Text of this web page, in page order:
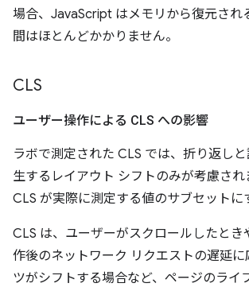
場合、JavaScript はメモリから復元され
間はほとんどかかりません。
CLS
ユーザー操作による CLS への影響
ラボで測定された CLS では、折り返し
生するレイアウト シフトのみが考慮さ
CLS が実際に測定する値のサブセットに
CLS は、ユーザーがスクロールしたとき
作後のネットワーク リクエストの遅延
ツがシフトする場合など、ページのライ